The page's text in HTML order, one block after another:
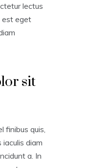
lectus
est eget
sit
finibus quis,
diam
a. In